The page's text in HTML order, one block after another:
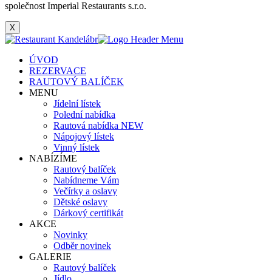
společnost Imperial Restaurants s.r.o.
X
ÚVOD
REZERVACE
RAUTOVÝ BALÍČEK
MENU
Jídelní lístek
Polední nabídka
Rautová nabídka NEW
Nápojový lístek
Vinný lístek
NABÍZÍME
Rautový balíček
Nabídneme Vám
Večírky a oslavy
Dětské oslavy
Dárkový certifikát
AKCE
Novinky
Odběr novinek
GALERIE
Rautový balíček